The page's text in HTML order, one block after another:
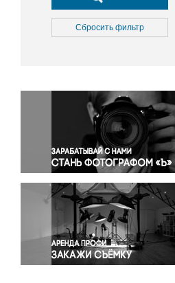
Культура
Медицина
Окружающая среда
Политика
Правосудие
Происшествия и конфликты
Религия
Светская жизнь
Спорт
Экология
Экономика и бизнес
Сбросить фильтр